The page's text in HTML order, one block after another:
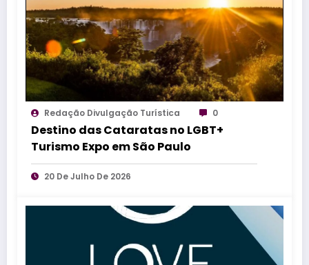
Redação Divulgação Turística 0
Destino das Cataratas no LGBT+
Turismo Expo em São Paulo
20 De Julho De 2026